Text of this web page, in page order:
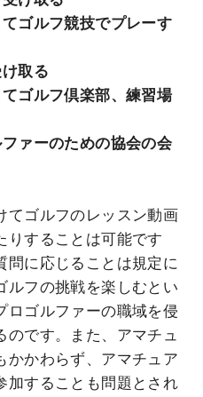
ゴルフ競技でプレーす
取る
ゴルフ倶楽部、練習場
ァーのための協会の会
てゴルフのレッスン動画
りすることは可能です
問に応じることは規定に
ルフの挑戦を楽しむとい
ロゴルファーの職域を侵
のです。また、アマチュ
かかわらず、アマチュア
加することも問題とされ